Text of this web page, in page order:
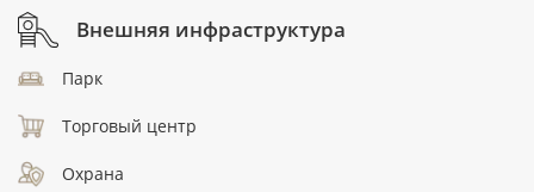
Внешняя инфраструктура
Парк
Торговый центр
Охрана